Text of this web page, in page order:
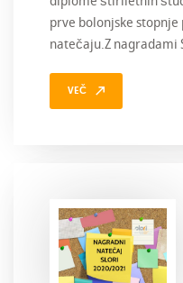
prve bolonjske
natečaju.Z nagradami
VEČ